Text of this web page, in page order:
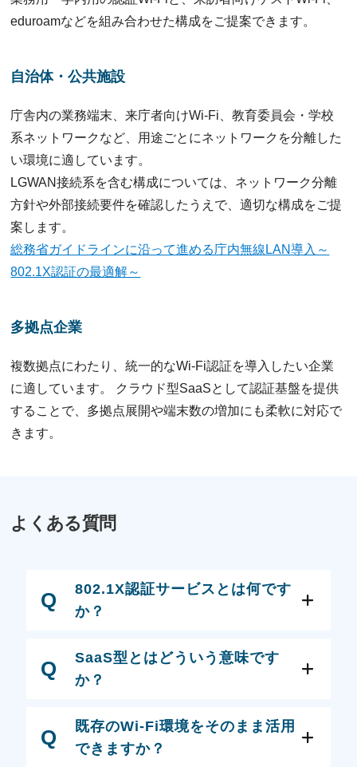
eduroamなどを組み合わせた構成をご提案できます。
自治体・公共施設
庁舎内の業務端末、来庁者向けWi-Fi、教育委員会・学校
系ネットワークなど、用途ごとにネットワークを分離した
い環境に適しています。
LGWAN接続系を含む構成については、ネットワーク分離
方針や外部接続要件を確認したうえで、適切な構成をご提
案します。
総務省ガイドラインに沿って進める庁内無線LAN導入～
802.1X認証の最適解～
多拠点企業
複数拠点にわたり、統一的なWi-Fi認証を導入したい企業
に適しています。 クラウド型SaaSとして認証基盤を提供
することで、多拠点展開や端末数の増加にも柔軟に対応で
きます。
よくある質問
Q
802.1X認証サービスとは何です
か？
Q
SaaS型とはどういう意味です
か？
Q
既存のWi-Fi環境をそのまま活用
できますか？